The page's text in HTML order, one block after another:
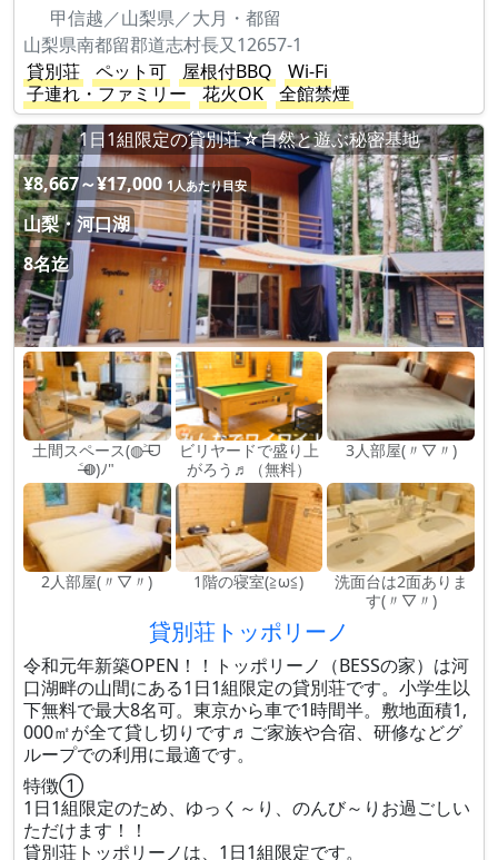
甲信越／山梨県／大月・都留
山梨県南都留郡道志村長又12657-1
貸別荘
ペット可 屋根付BBQ
Wi-Fi
子連れ・ファミリー
花火OK
全館禁煙
1日1組限定の貸別荘☆自然と遊ぶ秘密基地
¥8,667～¥17,000 1人あたり目安
山梨・河口湖
8名迄
土間スペース(◍˃̶ᗜ
˂̶◍)ﾉ"
ビリヤードで盛り上
がろう♬（無料）
3人部屋(〃▽〃)
2人部屋(〃▽〃) 1階の寝室(≧ω≦)
洗面台は2面ありま
す(〃▽〃)
貸別荘トッポリーノ
令和元年新築OPEN！！トッポリーノ（BESSの家）は河
口湖畔の山間にある1日1組限定の貸別荘です。小学生以
下無料で最大8名可。東京から車で1時間半。敷地面積1,
000㎡が全て貸し切りです♬ご家族や合宿、研修などグ
ループでの利用に最適です。
特徴①
1日1組限定のため、ゆっく～り、のんび～りお過ごしい
ただけます！！
貸別荘トッポリーノは、1日1組限定です。